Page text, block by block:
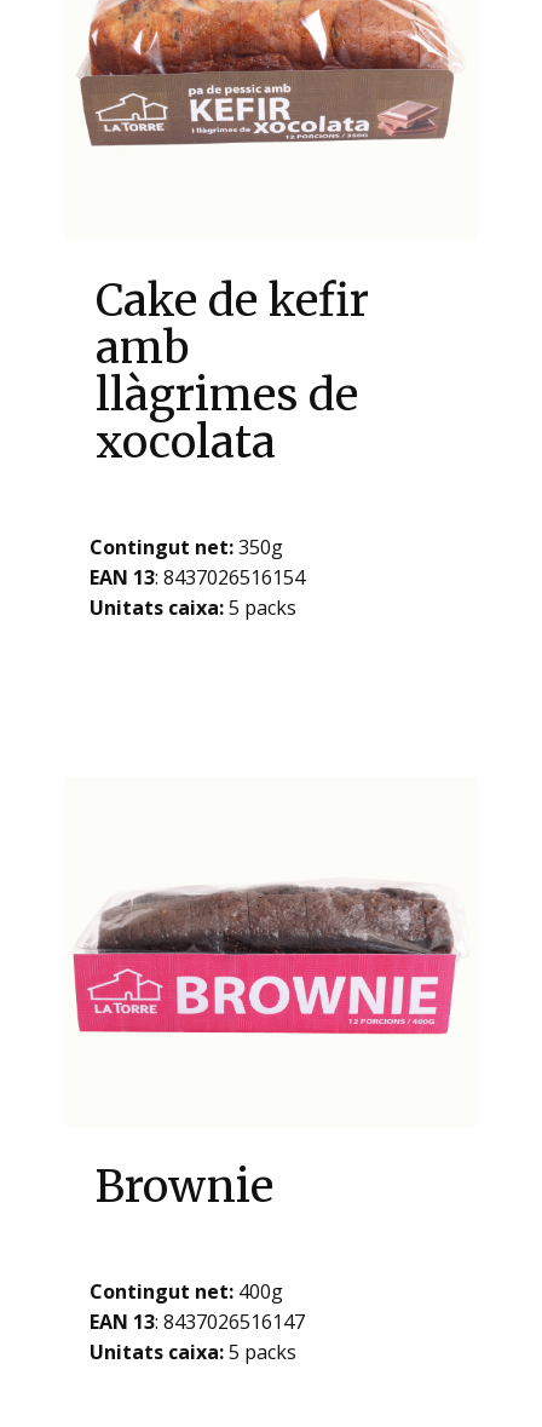
Cake de kefir
amb
llàgrimes de
xocolata
Contingut net:350g
EAN 13: ​​​8437026516154
Unitats caixa:5 packs
Brownie
Contingut net: 400g
EAN 13: ​​​​8437026516147
Unitats caixa:5 packs